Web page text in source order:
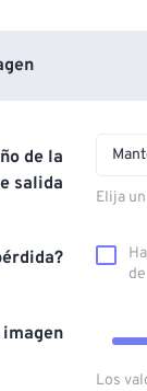
de la
salida
Elija
imagen
Los